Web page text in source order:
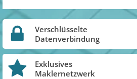
Verschlüsselte
Datenverbindung
Exklusives
Maklernetzwerk